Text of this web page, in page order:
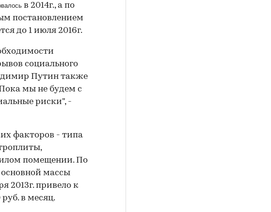
в 2014г., а по
постановлением
до 1 июля 2016г.
социального
Путин также
мы не будем с
риски", -
факторов - типа
помещении. По
массы
2013г. привело к
в месяц.